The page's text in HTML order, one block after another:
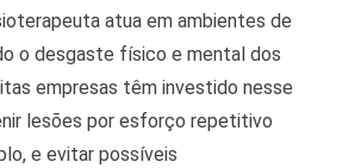
atua em ambientes de
o desgaste físico e mental dos
empresas têm investido nesse
lesões por esforço repetitivo
e evitar possíveis